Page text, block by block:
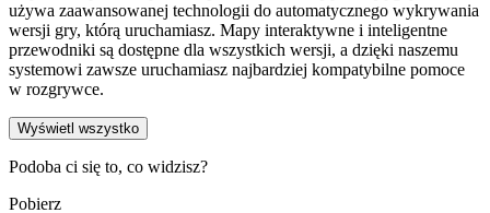
używa zaawansowanej technologii do automatycznego wykrywania
wersji gry, którą uruchamiasz. Mapy interaktywne i inteligentne
przewodniki są dostępne dla wszystkich wersji, a dzięki naszemu
systemowi zawsze uruchamiasz najbardziej kompatybilne pomoce
w rozgrywce.
Wyświetl wszystko
Podoba ci się to, co widzisz?
Pobierz